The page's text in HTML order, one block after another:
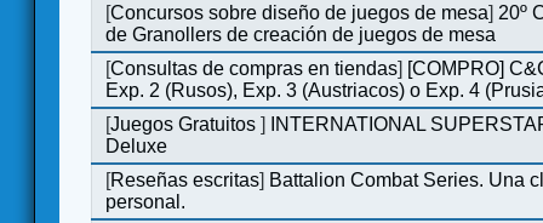
[Concursos sobre diseño de juegos de mesa] 20º
de Granollers de creación de juegos de mesa
[Consultas de compras en tiendas] [COMPRO]
Exp. 2 (Rusos), Exp. 3 (Austriacos) o Exp. 4
[Juegos Gratuitos]
INTERNATIONAL
Deluxe
[Reseñas escritas] Battalion Combat Series. Una
personal.